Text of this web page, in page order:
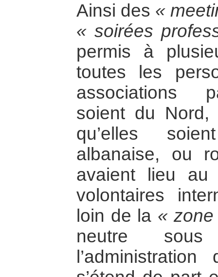
Ainsi des «
« soirées
permis à
toutes les
associations
soient du Nord,
qu’elles
albanaise, ou
avaient lieu au
volontaires
loin de la «
neutre